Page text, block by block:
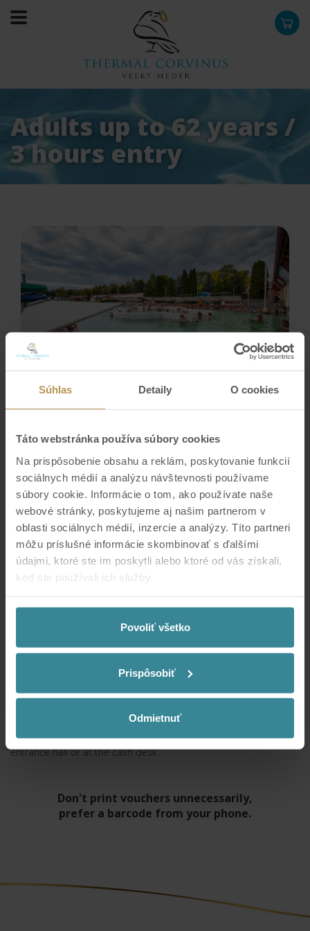
Súhlas Detaily O cookies
Táto webstránka používa súbory cookies
Na prispôsobenie obsahu a reklám, poskytovanie funkcií
sociálnych médií a analýzu návštevnosti používame
súbory cookie. Informácie o tom, ako používate naše
webové stránky, poskytujeme aj našim partnerom v
oblasti sociálnych médií, inzercie a analýzy. Títo partneri
môžu príslušné informácie skombinovať s ďalšími
údajmi, ktoré ste im poskytli alebo ktoré od vás získali,
keď ste používali ich služby.
We work with7 third partieswho may receive and
process your information.Povoliť všetko
Prispôsobiť
Odmietnuť
Adults up to 62 years /
3 hours entry
Adults up to 62 years
3 hours entry
Validity6.8.2026 08:30-13.8.2026 19:30
12.50 €
Opening Hours thermal spa are from 9:00 to 20:00.The ticket
entitles 1 adult to a one-time entry to the aquapark for 3 hours.
If the time limit is exceeded, we charge € 1.50 for every 30
Adults up to 62 years of age
all-day entry
Opening Hours thermal spa are from 9:00 to 20:00. The ticket
entitles 1 adult to a one-time entry to the aquapark. The
purchased ticket allows priority checkout via the terminal in the
entrance hall or at the cash desk.
Don't print vouchers unnecessarily,
prefer a barcode from your phone.